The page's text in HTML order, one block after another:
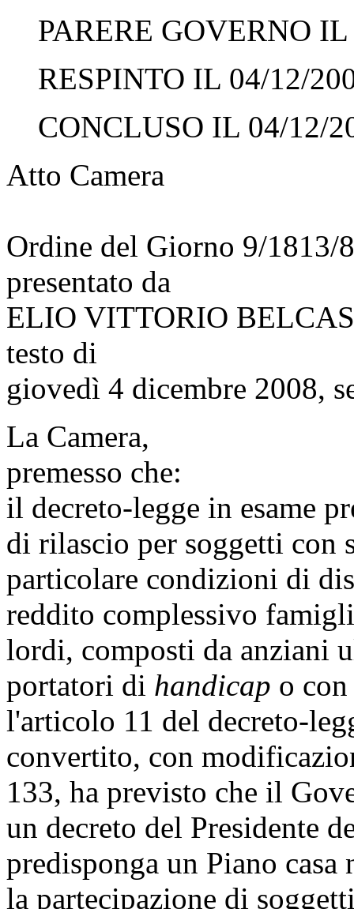
PARERE GOVERNO
RESPINTO IL 04/12/
CONCLUSO IL 04/12/
Atto Camera
Ordine del Giorno 9/1813/8
presentato da
ELIO VITTORIO
testo di
giovedì 4 dicembre 2008,
La Camera,
premesso che:
il decreto-legge in esame
di rilascio per soggetti con
particolare condizioni di
reddito complessivo
lordi, composti da anziani
portatori di handicap o
l'articolo 11 del decreto-
convertito, con
133, ha previsto che il
un decreto del Presidente
predisponga un Piano
la partecipazione di